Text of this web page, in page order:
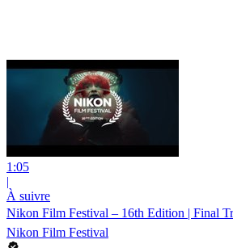
1:05
|
À suivre
Nikon Film Festival – 16th Edition | Final
Nikon Film Festival